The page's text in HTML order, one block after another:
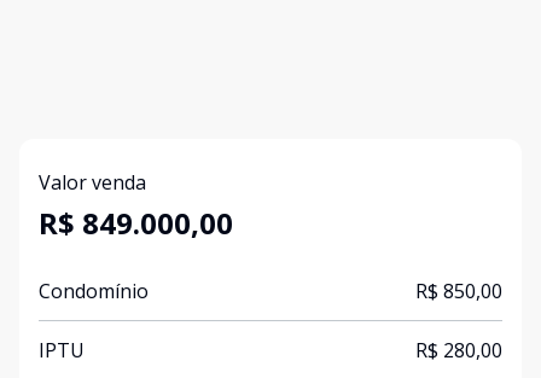
Valor venda
R$ 849.000,00
Condomínio R$ 850,00
IPTU R$ 280,00